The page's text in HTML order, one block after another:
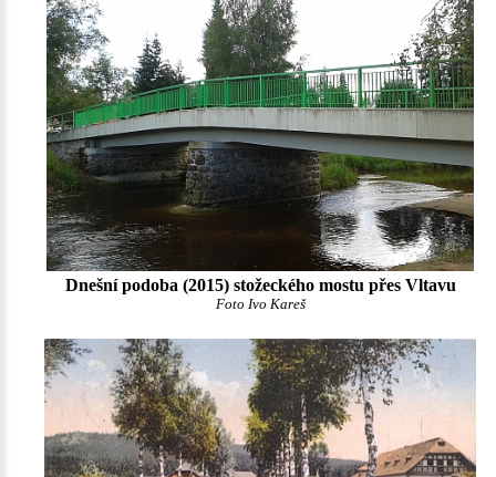
Dnešní podoba (2015) stožeckého mostu přes Vltavu
Foto Ivo Kareš